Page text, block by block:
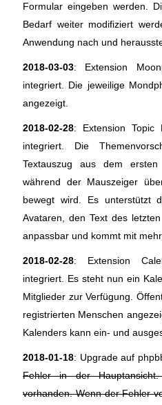
Formular eingeben werden.
Bedarf weiter modifiziert
Anwendung nach und
2018-03-03: Extension
integriert. Die jeweilige
angezeigt.
2018-02-28: Extension Topic
integriert. Die
Textauszug aus dem
während der Mauszeiger
bewegt wird. Es unterstützt
Avataren, den Text des
anpassbar und kommt mit
2018-02-28: Extension
integriert. Es steht nun ein
Mitglieder zur Verfügung.
registrierten Menschen
Kalenders kann ein- und
2018-01-18: Upgrade auf
Fehler in der
vorhanden. Wenn der Fehler